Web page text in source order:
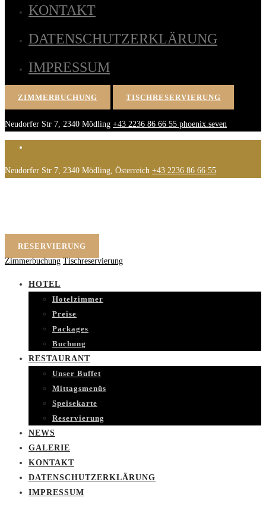
KONTAKT
DATENSCHUTZERKLÄRUNG
IMPRESSUM
ZIMMERBUCHUNG TISCHRESERVIERUNG
Neudorfer Str 7, 2340 Mödling +43 2236 86 66 55 phoenix.seven
Neudorfer Str 7, 2340 Mödling, Österreich +43 2236 86 66 55
RESERVIERUNG
Zimmerbuchung Tischreservierung
HOTEL
Hotelzimmer
Preise
Packages
Buchung
RESTAURANT
Unser Buffet
Mittagsmenüs
Speisekarte
Reservierung
NEWS
GALERIE
KONTAKT
DATENSCHUTZERKLÄRUNG
IMPRESSUM